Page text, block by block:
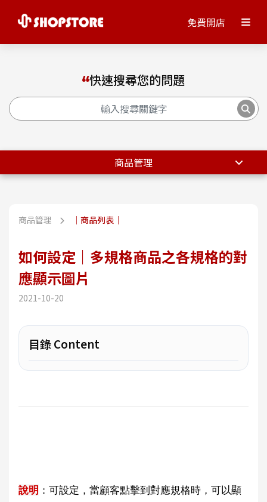
免費開店
快速搜尋您的問題
商品管理
商品管理 ｜商品列表｜
如何設定｜多規格商品之各規格的對
應顯示圖片
2021-10-20
目錄 Content
說明 ：可設定，當顧客點擊到對應規格時，可以顯